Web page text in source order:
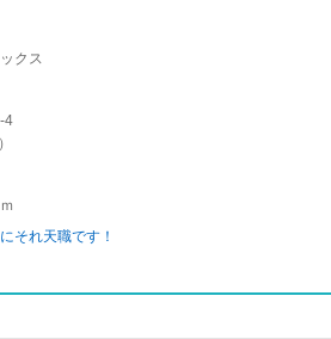
クス
4
）
それ天職です！